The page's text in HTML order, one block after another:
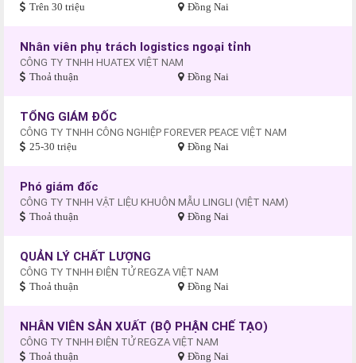
Trên 30 triệu Đồng Nai
Nhân viên phụ trách logistics ngoại tỉnh
CÔNG TY TNHH HUATEX VIỆT NAM
Thoả thuận Đồng Nai
TỔNG GIÁM ĐỐC
CÔNG TY TNHH CÔNG NGHIỆP FOREVER PEACE VIỆT NAM
25-30 triệu Đồng Nai
Phó giám đốc
CÔNG TY TNHH VẬT LIỆU KHUÔN MẪU LINGLI (VIỆT NAM)
Thoả thuận Đồng Nai
QUẢN LÝ CHẤT LƯỢNG
CÔNG TY TNHH ĐIỆN TỬ REGZA VIỆT NAM
Thoả thuận Đồng Nai
NHÂN VIÊN SẢN XUẤT (BỘ PHẬN CHẾ TẠO)
CÔNG TY TNHH ĐIỆN TỬ REGZA VIỆT NAM
Thoả thuận Đồng Nai